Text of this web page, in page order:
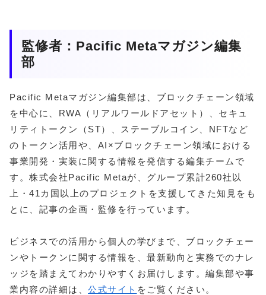
監修者：Pacific Metaマガジン編集
部
Pacific Metaマガジン編集部は、ブロックチェーン領域
を中心に、RWA（リアルワールドアセット）、セキュ
リティトークン（ST）、ステーブルコイン、NFTなど
のトークン活用や、AI×ブロックチェーン領域における
事業開発・実装に関する情報を発信する編集チームで
す。株式会社Pacific Metaが、グループ累計260社以
上・41カ国以上のプロジェクトを支援してきた知見をも
とに、記事の企画・監修を行っています。
ビジネスでの活用から個人の学びまで、ブロックチェー
ンやトークンに関する情報を、最新動向と実務でのナレ
ッジを踏まえてわかりやすくお届けします。編集部や事
業内容の詳細は、 公式サイト をご覧ください。